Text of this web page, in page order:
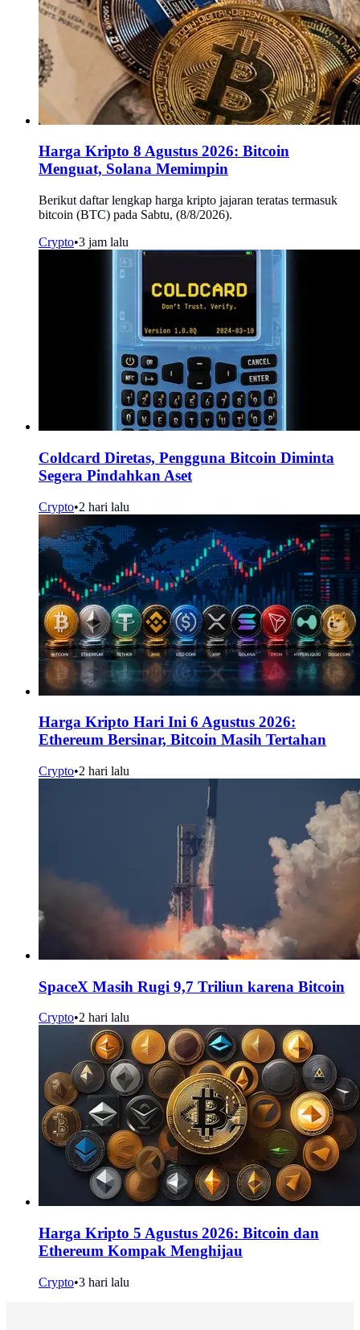
Harga Kripto 8 Agustus 2026: Bitcoin
Menguat, Solana Memimpin
Berikut daftar lengkap harga kripto jajaran teratas termasuk
bitcoin (BTC) pada Sabtu, (8/8/2026).
Crypto•3 jam lalu
Coldcard Diretas, Pengguna Bitcoin Diminta
Segera Pindahkan Aset
Crypto•2 hari lalu
Harga Kripto Hari Ini 6 Agustus 2026:
Ethereum Bersinar, Bitcoin Masih Tertahan
Crypto•2 hari lalu
SpaceX Masih Rugi 9,7 Triliun karena Bitcoin
Crypto•2 hari lalu
Harga Kripto 5 Agustus 2026: Bitcoin dan
Ethereum Kompak Menghijau
Crypto•3 hari lalu